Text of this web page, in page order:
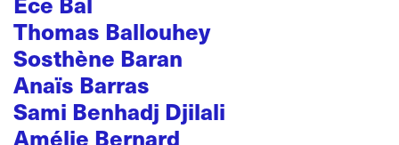
Thomas Ballouhey
Sosthène Baran
Anaïs Barras
Sami Benhadj Djilali
Amélie Bernard